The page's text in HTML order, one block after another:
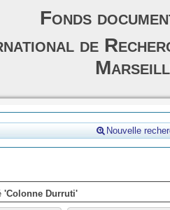
Nouvelle
'Colonne Durruti'
Fonds
de